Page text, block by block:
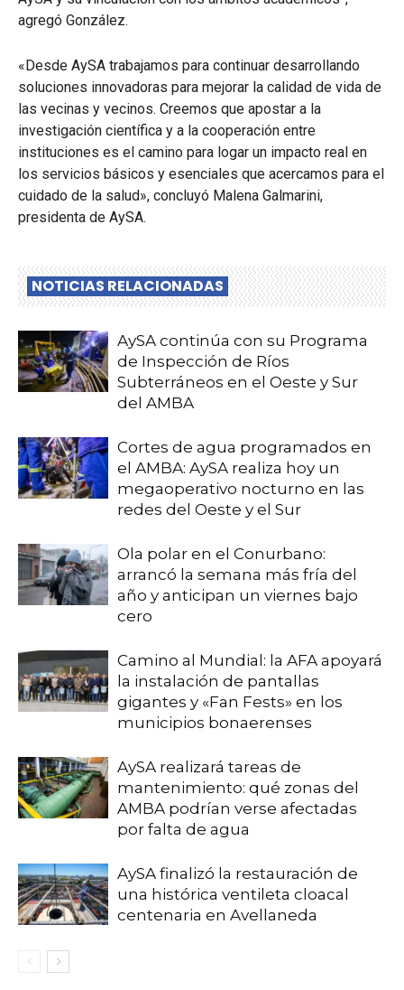
agregó González.
«Desde AySA trabajamos para continuar desarrollando
soluciones innovadoras para mejorar la calidad de vida de
las vecinas y vecinos. Creemos que apostar a la
investigación científica y a la cooperación entre
instituciones es el camino para logar un impacto real en
los servicios básicos y esenciales que acercamos para el
cuidado de la salud», concluyó Malena Galmarini,
presidenta de AySA.
NOTICIAS RELACIONADAS
AySA continúa con su Programa
de Inspección de Ríos
Subterráneos en el Oeste y Sur
del AMBA
Cortes de agua programados en
el AMBA: AySA realiza hoy un
megaoperativo nocturno en las
redes del Oeste y el Sur
Ola polar en el Conurbano:
arrancó la semana más fría del
año y anticipan un viernes bajo
cero
Camino al Mundial: la AFA apoyará
la instalación de pantallas
gigantes y «Fan Fests» en los
municipios bonaerenses
AySA realizará tareas de
mantenimiento: qué zonas del
AMBA podrían verse afectadas
por falta de agua
AySA finalizó la restauración de
una histórica ventileta cloacal
centenaria en Avellaneda